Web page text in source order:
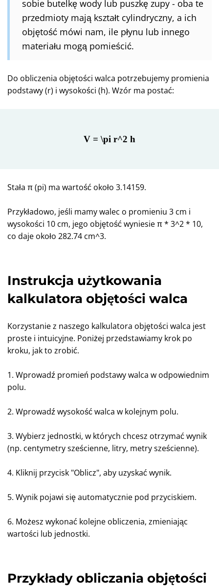
sobie butelkę wody lub puszkę zupy - oba te
przedmioty mają kształt cylindryczny, a ich
objętość mówi nam, ile płynu lub innego
materiału mogą pomieścić.
Do obliczenia objętości walca potrzebujemy promienia
podstawy (r) i wysokości (h). Wzór ma postać:
V = \pi r^2 h
Stała π (pi) ma wartość około 3.14159.
Przykładowo, jeśli mamy walec o promieniu 3 cm i
wysokości 10 cm, jego objętość wyniesie π * 3^2 * 10,
co daje około 282.74 cm^3.
Instrukcja użytkowania
kalkulatora objętości walca
Korzystanie z naszego kalkulatora objętości walca jest
proste i intuicyjne. Poniżej przedstawiamy krok po
kroku, jak to zrobić.
1. Wprowadź promień podstawy walca w odpowiednim
polu.
2. Wprowadź wysokość walca w kolejnym polu.
3. Wybierz jednostki, w których chcesz otrzymać wynik
(np. centymetry sześcienne, litry, metry sześcienne).
4. Kliknij przycisk "Oblicz", aby uzyskać wynik.
5. Wynik pojawi się automatycznie pod przyciskiem.
6. Możesz wykonać kolejne obliczenia, zmieniając
wartości lub jednostki.
Przykłady obliczania objętości